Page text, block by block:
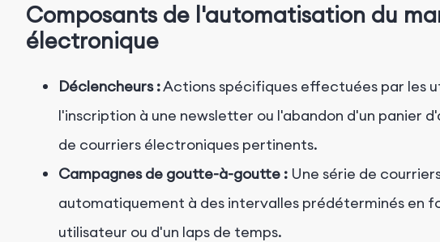
Composants de l'automatisation du
électronique
Déclencheurs :Actions spécifiques effectuées par les
l'inscription à une newsletter ou l'abandon d'un panier
de courriers électroniques pertinents.
Campagnes de goutte-à-goutte : Une série de
automatiquement à des intervalles prédéterminés en
utilisateur ou d'un laps de temps.